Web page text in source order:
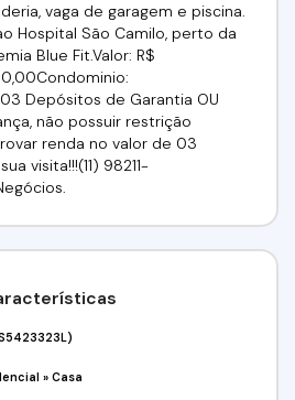
vaga de garagem e piscina.
Hospital São Camilo, perto da
Blue Fit.Valor: R$
Depósitos de Garantia OU
não possuir restrição
renda no valor de 03
visita!!!(11) 98211-
»Casa